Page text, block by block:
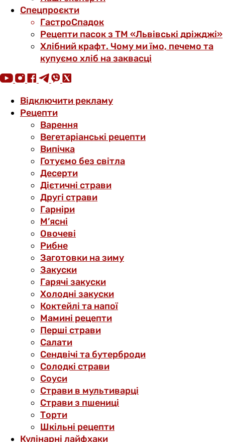
Спецпроєкти
ГастроСпадок
Рецепти пасок з ТМ «Львівські дріжджі»
Хлібний крафт. Чому ми їмо, печемо та
купуємо хліб на заквасці
Відключити рекламу
Рецепти
Варення
Вегетаріанські рецепти
Випічка
Готуємо без світла
Десерти
Дієтичні страви
Другі страви
Гарніри
М’ясні
Овочеві
Рибне
Заготовки на зиму
Закуски
Гарячі закуски
Холодні закуски
Коктейлі та напої
Мамині рецепти
Перші страви
Салати
Сендвічі та бутерброди
Солодкі страви
Соуси
Страви в мультиварці
Страви з пшениці
Торти
Шкільні рецепти
Кулінарні лайфхаки